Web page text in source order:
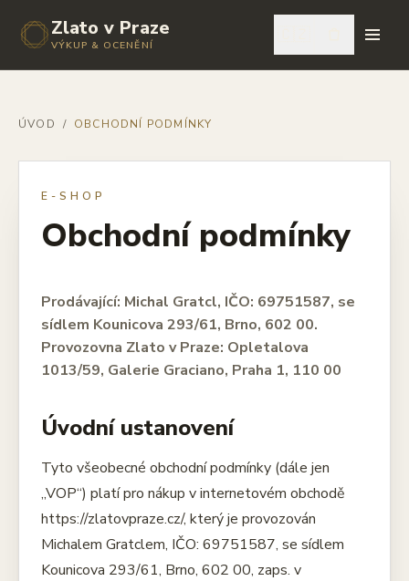
Zlato v Praze
VÝKUP & OCENĚNÍ
ÚVOD / OBCHODNÍ PODMÍNKY
E-SHOP
Obchodní podmínky
Prodávající: Michal Gratcl, IČO: 69751587, se
sídlem Kounicova 293/61, Brno, 602 00.
Provozovna Zlato v Praze: Opletalova
1013/59, Galerie Graciano, Praha 1, 110 00
Úvodní ustanovení
Tyto všeobecné obchodní podmínky (dále jen
„VOP“) platí pro nákup v internetovém obchodě
https://zlatovpraze.cz/, který je provozován
Michalem Gratclem, IČO: 69751587, se sídlem
Kounicova 293/61, Brno, 602 00, zaps. v